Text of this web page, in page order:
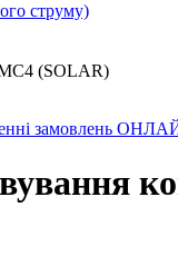
струму)
МС4 (SOLAR)
замовлень